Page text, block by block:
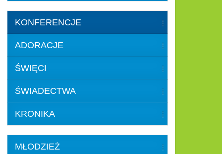
KONFERENCJE
ADORACJE
ŚWIĘCI
ŚWIADECTWA
KRONIKA
MŁODZIEŻ